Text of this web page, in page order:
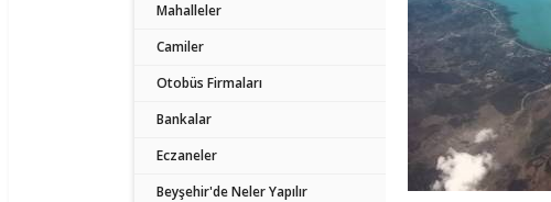
Mahalleler
Camiler
Otobüs Firmaları
Bankalar
Eczaneler
Beyşehir'de Neler Yapılır